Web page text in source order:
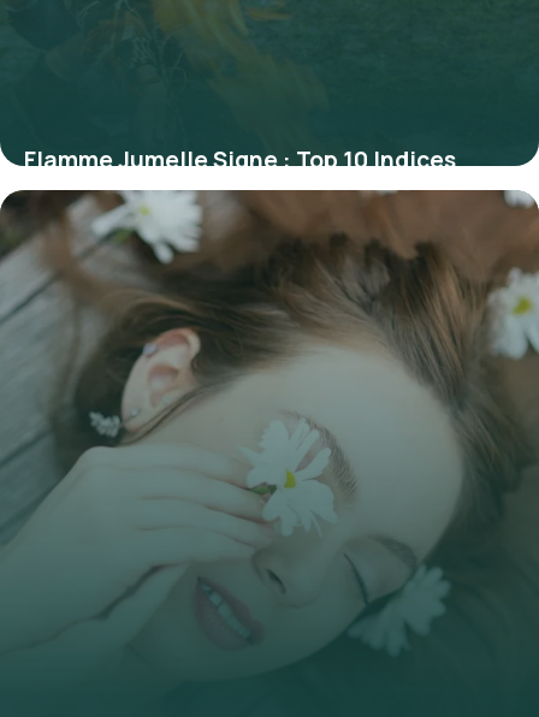
Flamme Jumelle Signe : Top 10 Indices
Révélateurs
29 juin 2026